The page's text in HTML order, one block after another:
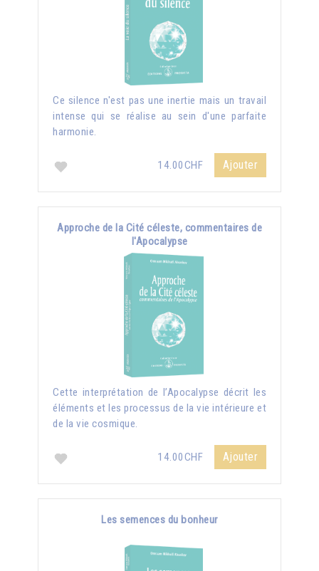
Ce silence n'est pas une inertie mais un travail
intense qui se réalise au sein d'une parfaite
harmonie.
14.00CHF Ajouter
Approche de la Cité céleste, commentaires de
l'Apocalypse
Cette interprétation de l’Apocalypse décrit les
éléments et les processus de la vie intérieure et
de la vie cosmique.
14.00CHF Ajouter
Les semences du bonheur